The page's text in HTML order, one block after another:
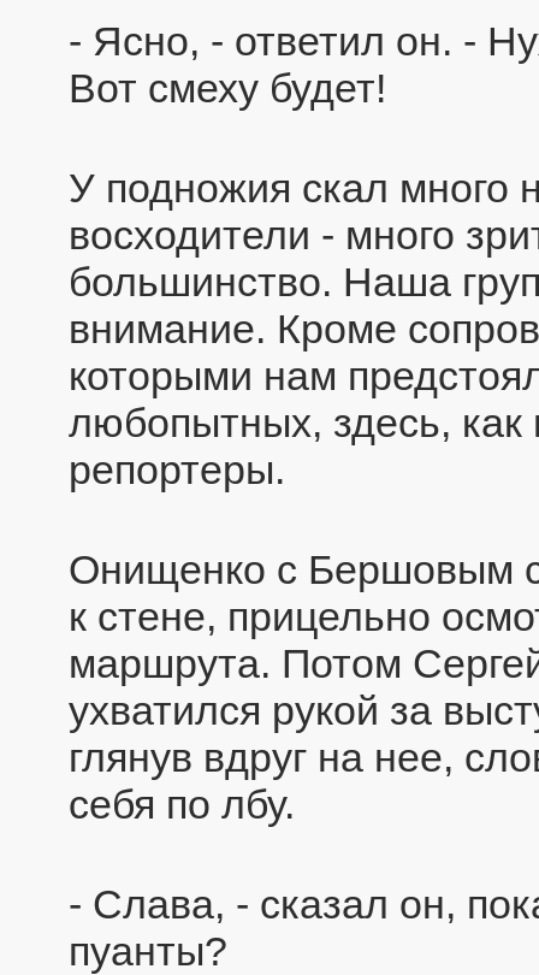
- Ясно, - ответил он. -
Вот смеху будет!
У подножия скал много
восходители - много
большинство. Наша
внимание. Кроме
которыми нам
любопытных, здесь, как
репортеры.
Онищенко с Бершовым
к стене, прицельно
маршрута. Потом
ухватился рукой за
глянув вдруг на нее,
себя по лбу.
- Слава, - сказал он,
пуанты?